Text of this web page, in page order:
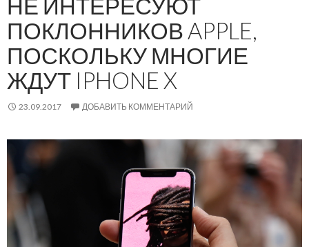
НЕ ИНТЕРЕСУЮТ
ПОКЛОННИКОВ APPLE,
ПОСКОЛЬКУ МНОГИЕ
ЖДУТ IPHONE X
23.09.2017 ДОБАВИТЬ КОММЕНТАРИЙ